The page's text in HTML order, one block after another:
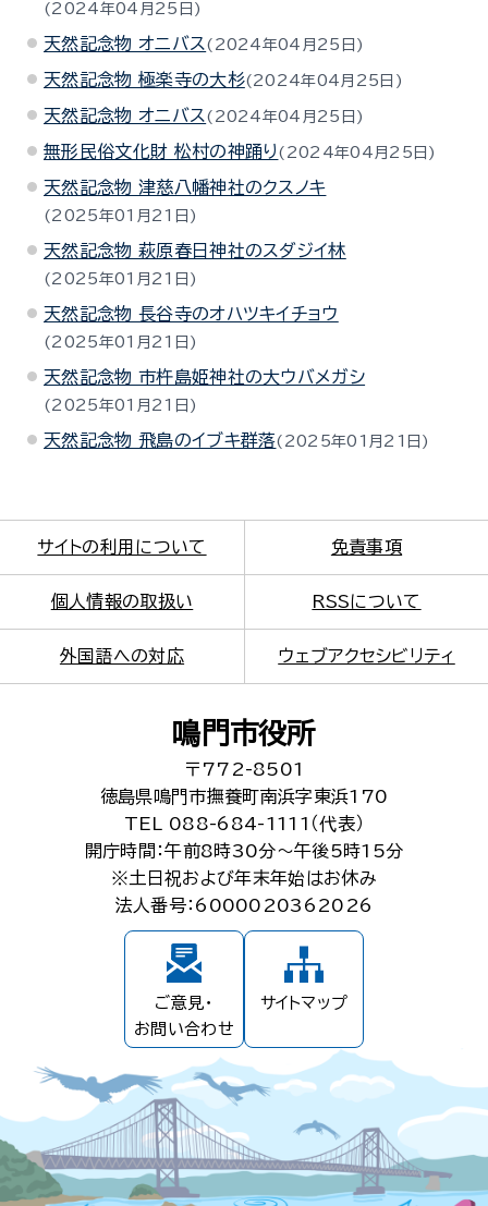
2024年04月25日
天然記念物 オニバス 2024年04月25日
天然記念物 極楽寺の大杉 2024年04月25日
天然記念物 オニバス 2024年04月25日
無形民俗文化財 松村の神踊り 2024年04月25日
天然記念物 津慈八幡神社のクスノキ
2025年01月21日
天然記念物 萩原春日神社のスダジイ林
2025年01月21日
天然記念物 長谷寺のオハツキイチョウ
2025年01月21日
天然記念物 市杵島姫神社の大ウバメガシ
2025年01月21日
天然記念物 飛島のイブキ群落 2025年01月21日
サイトの利用について 免責事項
個人情報の取扱い RSSについて
外国語への対応 ウェブアクセシビリティ
鳴門市役所
〒772-8501
徳島県鳴門市撫養町南浜字東浜170
TEL 088-684-1111（代表）
開庁時間：午前8時30分～午後5時15分
※土日祝および年末年始はお休み
法人番号：6000020362026
ご意見・
お問い合わせ
サイトマップ